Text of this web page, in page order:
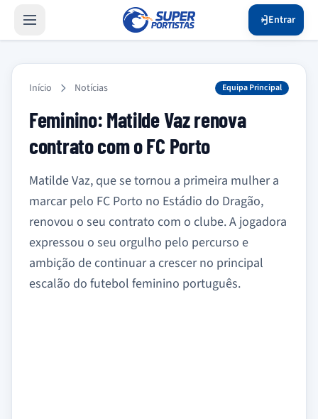
Entrar
Início Notícias Equipa Principal
Feminino: Matilde Vaz renova
contrato com o FC Porto
Matilde Vaz, que se tornou a primeira mulher a
marcar pelo FC Porto no Estádio do Dragão,
renovou o seu contrato com o clube. A jogadora
expressou o seu orgulho pelo percurso e
ambição de continuar a crescer no principal
escalão do futebol feminino português.